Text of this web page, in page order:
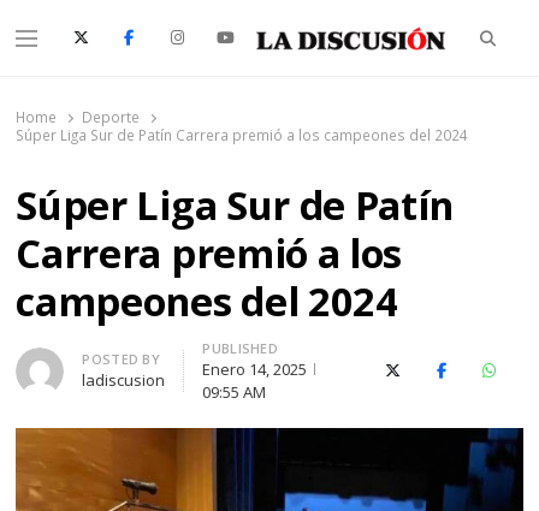
Menu
Home
Deporte
Súper Liga Sur de Patín Carrera premió a los campeones del 2024
Súper Liga Sur de Patín
Carrera premió a los
campeones del 2024
Author
POSTED BY
ladiscusion
PUBLISHED
Enero 14, 2025
09:55 AM
X (Twitter)Facebook